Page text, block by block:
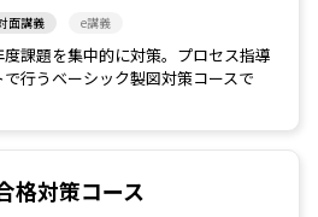
面講義 e講義
課題を集中的に対策。プロセス指導
行うベーシック製図対策コースで
格対策コース